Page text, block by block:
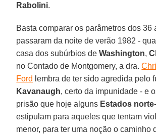
Rabolini.
Basta comparar os parâmetros dos 36
passaram da noite de verão 1982 -
casa dos subúrbios deWashington,
no Contado de Montgomery, a dra.
Ford lembra de ter sido agredida pelo
Kavanaugh, certo da impunidade - e
prisão que hoje alguns Estados
estipulam para aqueles que tentam
menor, para ter uma noção o caminho